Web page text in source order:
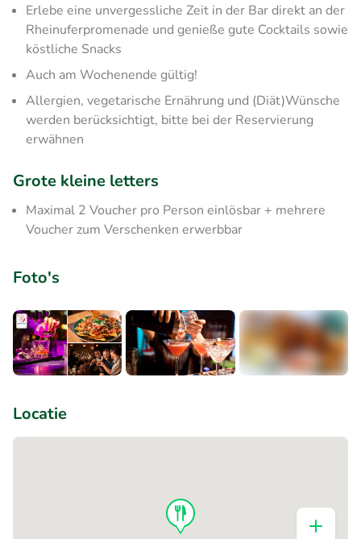
Erlebe eine unvergessliche Zeit in der Bar direkt an der
Rheinuferpromenade und genieße gute Cocktails sowie
köstliche Snacks
Auch am Wochenende gültig!
Allergien, vegetarische Ernährung und (Diät)Wünsche
werden berücksichtigt, bitte bei der Reservierung
erwähnen
Grote kleine letters
Maximal 2 Voucher pro Person einlösbar + mehrere
Voucher zum Verschenken erwerbbar
Foto's
Locatie